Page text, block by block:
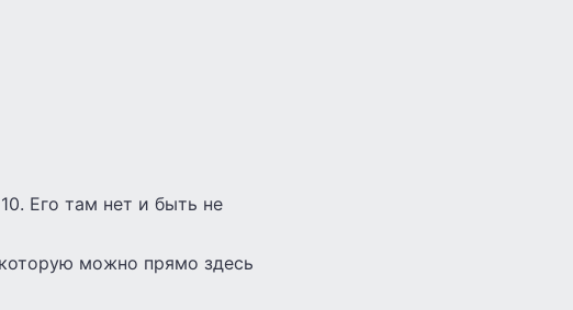
Его там нет и быть не
можно прямо здесь